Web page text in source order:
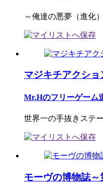
～俺達の悪夢（進化
マジキチアクショ
Mr.Hのフリーゲーム
世界一の手抜きステ
モーヴの博物誌～